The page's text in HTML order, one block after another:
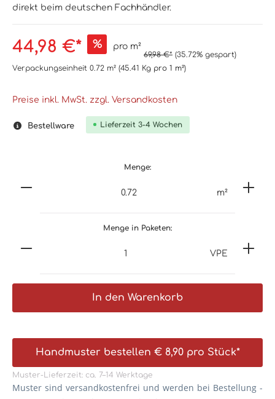
direkt beim deutschen Fachhändler.
44,98 €* % pro m²
69,98 €* (35.72% gespart)
Verpackungseinheit 0.72 m² (45.41 Kg pro 1 m²)
Preise inkl. MwSt. zzgl. Versandkosten
Bestellware Lieferzeit 3-4 Wochen
Menge:
m²
Menge in Paketen:
VPE
In den Warenkorb
Handmuster bestellen € 8,90 pro Stück*
Muster-Lieferzeit: ca. 7–14 Werktage
Muster sind versandkostenfrei und werden bei Bestellung -